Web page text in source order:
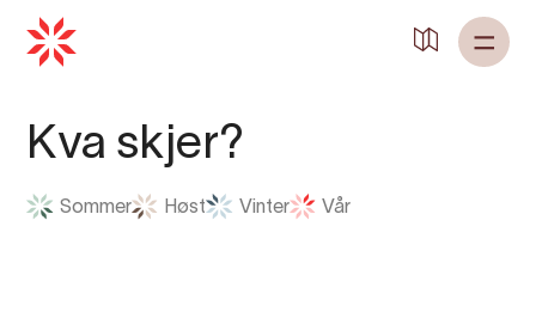
Kva skjer?
Sommer Høst Vinter Vår